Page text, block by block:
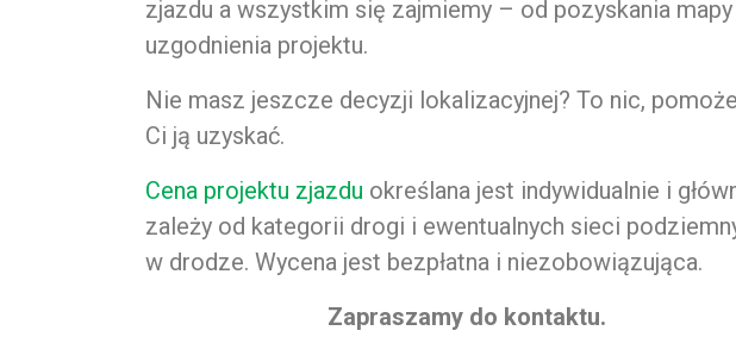
zjazdu a wszystkim się zajmiemy – od pozyskania
uzgodnienia projektu.
Nie masz jeszcze decyzji lokalizacyjnej? To nic,
Ci ją uzyskać.
Cena projektu zjazdu określana jest indywidualnie i
zależy od kategorii drogi i ewentualnych sieci
w drodze. Wycena jest bezpłatna i niezobowiązująca.
Zapraszamy do kontaktu.